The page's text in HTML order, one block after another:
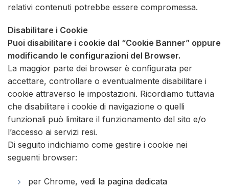
relativi contenuti potrebbe essere compromessa.
Disabilitare i Cookie
Puoi disabilitare i cookie dal “Cookie Banner” oppure
modificando le configurazioni del Browser.
La maggior parte dei browser è configurata per
accettare, controllare o eventualmente disabilitare i
cookie attraverso le impostazioni. Ricordiamo tuttavia
che disabilitare i cookie di navigazione o quelli
funzionali può limitare il funzionamento del sito e/o
l’accesso ai servizi resi.
Di seguito indichiamo come gestire i cookie nei
seguenti browser:
per Chrome, vedi la pagina dedicata